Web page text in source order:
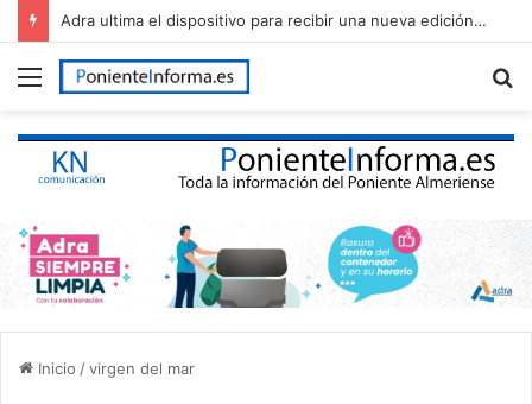
Adra ultima el dispositivo para recibir una nueva edición de The Juergas Rock Festival
Menú
Inicio /virgen del mar